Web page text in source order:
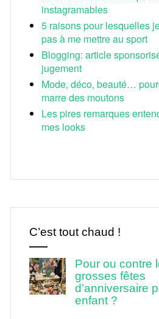
instagramables
5 raisons pour lesquelles
pas à me mettre au sport
Blogging: article
jugement
Mode, déco, beauté…
marre des moutons
Les pires remarques
mes looks
C’est tout chaud !
Pour ou contre
grosses fêtes
d’anniversaire
enfant ?